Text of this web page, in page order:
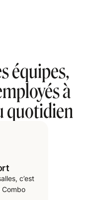
équipes,
à
quotidien
c’est